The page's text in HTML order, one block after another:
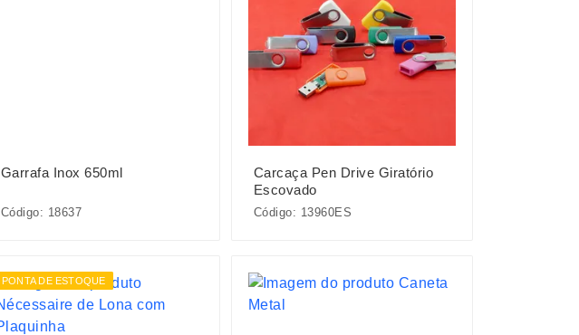
Garrafa Inox 650ml
Código: 18637
Carcaça Pen Drive Giratório
Escovado
Código: 13960ES
PONTA DE ESTOQUE